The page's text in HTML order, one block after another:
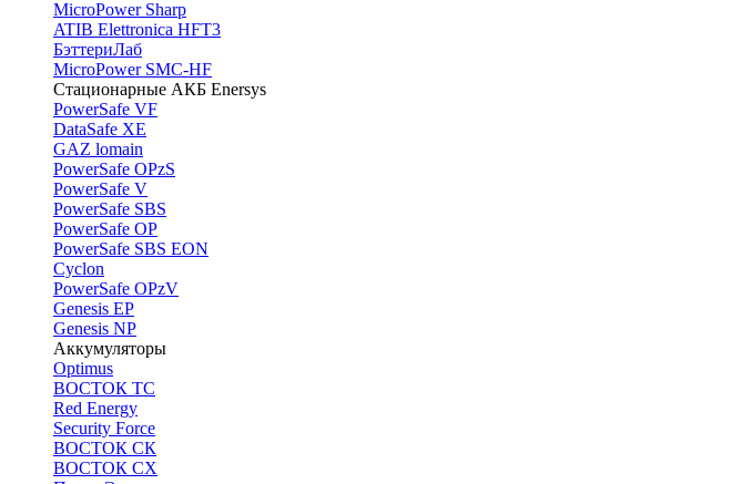
MicroPower Sharp
ATIB Elettronica HFT3
БэттериЛаб
MicroPower SMC-HF
Стационарные АКБ Enersys
PowerSafe VF
DataSafe XE
GAZ lomain
PowerSafe OPzS
PowerSafe V
PоwerSafe SBS
PowerSafe OP
PоwerSafe SBS EON
Cyclon
PowerSafe OPzV
Genesis EP
Genesis NP
Аккумуляторы
Optimus
ВОСТОК ТС
Red Energy
Security Force
ВОСТОК СК
ВОСТОК СХ